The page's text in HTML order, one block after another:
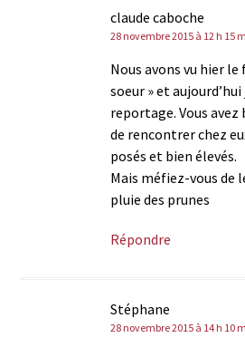
claude caboche
28 novembre 2015 à 12 h 15
Nous avons vu hier
soeur » et
reportage. Vous avez
de rencontrer chez
posés et bien élevés.
Mais méfiez-vous de
pluie des prunes
Répondre
Stéphane
28 novembre 2015 à 14 h 10